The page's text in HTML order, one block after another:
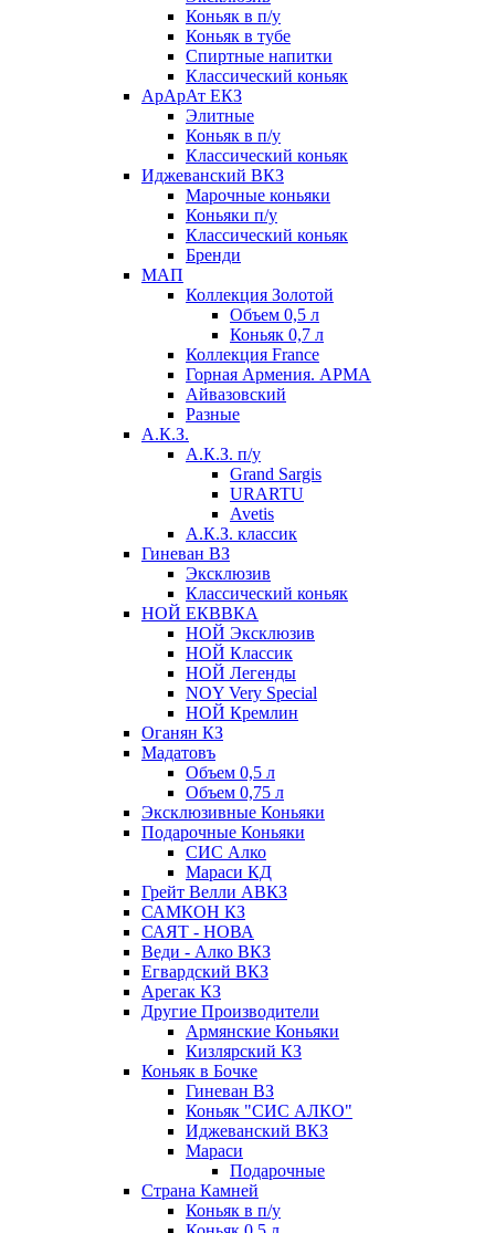
Коньяк в п/у
Коньяк в тубе
Спиртные напитки
Классический коньяк
АрАрАт ЕКЗ
Элитные
Коньяк в п/у
Классический коньяк
Иджеванский ВКЗ
Марочные коньяки
Коньяки п/у
Классический коньяк
Бренди
МАП
Коллекция Золотой
Объем 0,5 л
Коньяк 0,7 л
Коллекция France
Горная Армения. АРМА
Айвазовский
Разные
А.К.З.
А.К.З. п/у
Grand Sargis
URARTU
Avetis
А.К.З. классик
Гиневан ВЗ
Эксклюзив
Классический коньяк
НОЙ ЕКВВКА
НОЙ Эксклюзив
НОЙ Классик
НОЙ Легенды
NOY Very Speсial
НОЙ Кремлин
Оганян КЗ
Мадатовъ
Объем 0,5 л
Объем 0,75 л
Эксклюзивные Коньяки
Подарочные Коньяки
СИС Алко
Мараси КД
Грейт Велли АВКЗ
САМКОН КЗ
САЯТ - НОВА
Веди - Алко ВКЗ
Егвардский ВКЗ
Арегак КЗ
Другие Производители
Армянские Коньяки
Кизлярский КЗ
Коньяк в Бочке
Гиневан ВЗ
Коньяк "СИС АЛКО"
Иджеванский ВКЗ
Мараси
Подарочные
Страна Камней
Коньяк в п/у